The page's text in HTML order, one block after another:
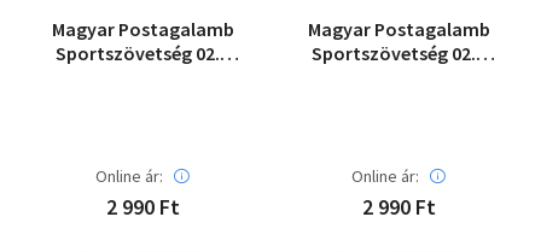
Magyar Postagalamb
Sportszövetség 02. -
Online ár:
2 990 Ft
Magyar Postagalamb
Sportszövetség 02. -
Online ár:
2 990 Ft